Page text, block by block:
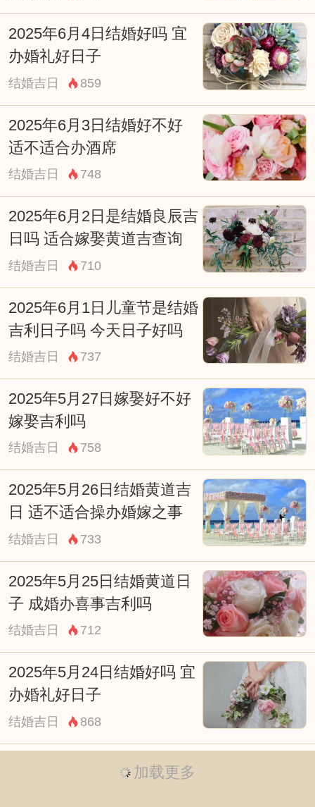
11:00-12:59 午时
财神：西南
宜：求嗣 结婚 搬家 乔迁 开业 提车 装修 安
葬 订婚
忌：赴任 出行 求财 祭祀 祈福 斋醮 开光
13:00-14:59 未时
财神：西南
忌：赴任 出行 求财 祭祀 祈福 斋醮 开光
15:00-16:59 申时
财神：正北
宜：赴任 出行 求财 见贵
忌：祭祀 祈福 斋醮 酬神 开光 装修 安葬
17:00-18:59 酉时
财神：正北
宜：装修 盖屋 搬家 安床 乔迁 开业 开仓 赴
任 出行 求财 结婚
忌：造桥 乘船
19:00-20:59 戌时
财神：正东
宜：祈福 求嗣 订婚 结婚 出行 求财 开业 提
车 安床 赴任
忌：上樑 盖屋 入殓
21:00-22:59 亥时
财神：正东
宜：祭祀 祈福 酬神 订婚 结婚 求财 乔迁 安
葬
忌：赴任 出行 装修 动土
2025年6月4日结婚好吗 宜
办婚礼好日子
结婚吉日 859
2025年6月3日结婚好不好
适不适合办酒席
结婚吉日 748
2025年6月2日是结婚良辰吉
日吗 适合嫁娶黄道吉查询
结婚吉日 710
2025年6月1日儿童节是结婚
吉利日子吗 今天日子好吗
结婚吉日 737
2025年5月27日嫁娶好不好
嫁娶吉利吗
结婚吉日 758
2025年5月26日结婚黄道吉
日 适不适合操办婚嫁之事
结婚吉日 733
2025年5月25日结婚黄道日
子 成婚办喜事吉利吗
结婚吉日 712
2025年5月24日结婚好吗 宜
办婚礼好日子
结婚吉日 868
加载更多